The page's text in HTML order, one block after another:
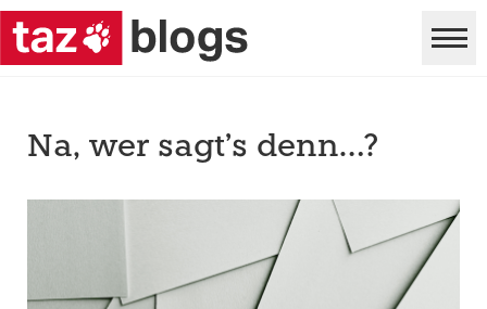
Na, wer sagt’s denn…?